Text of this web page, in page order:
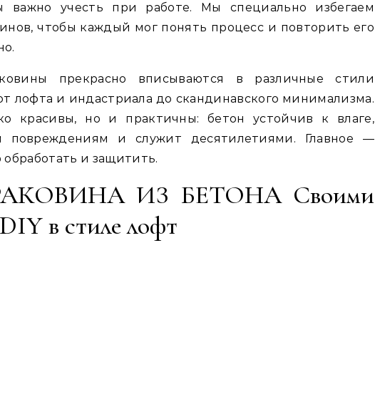
важно учесть при работе. Мы специально избегаем
чтобы каждый мог понять процесс и повторить его
прекрасно вписываются в различные стили
лофта и индастриала до скандинавского минимализма.
красивы, но и практичны: бетон устойчив к влаге,
повреждениям и служит десятилетиями. Главное —
обработать и защитить.
ИЗ БЕТОНА Своими
в стиле лофт